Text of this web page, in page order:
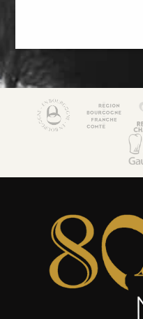
Galerie Photos
Contact &
La Côte Saint-
14, Faubourg de
89300 Joigny
+33 3 86 62 09